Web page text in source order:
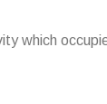
which